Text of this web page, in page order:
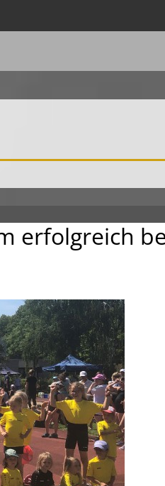
erfolgreich